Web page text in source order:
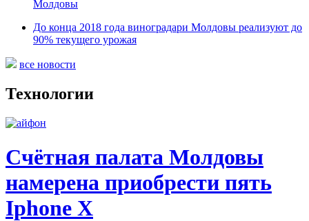
Молдовы
До конца 2018 года виноградари Молдовы реализуют до
90% текущего урожая
все новости
Технологии
Счётная палата Молдовы
намерена приобрести пять
Iphone X